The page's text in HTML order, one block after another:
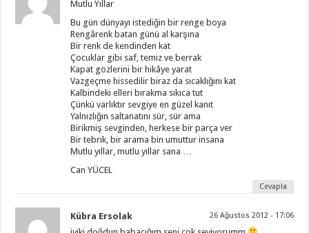
Mutlu Yıllar
Bu gün dünyayı istediğin bir renge boya
Rengârenk batan günü al karşına
Bir renk de kendinden kat
Çocuklar gibi saf, temiz ve berrak
Kapat gözlerini bir hikâye yarat
Vazgeçme hissedilir biraz da sıcaklığını kat
Kalbindeki elleri bırakma sıkıca tut
Çünkü varlıktır sevgiye en güzel kanıt
Yalnızlığın saltanatını sür, sür ama
Birikmiş sevginden, herkese bir parça ver
Bir tebrik, bir arama bin umuttur insana
Mutlu yıllar, mutlu yıllar sana …
Can YÜCEL
Cevapla
Kübra Ersolak 26 Ağustos 2012 - 17:06